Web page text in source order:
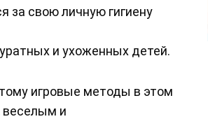
за свою личную гигиену
и ухоженных детей.
игровые методы в этом
веселым и